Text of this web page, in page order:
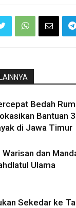
Bedah
Bantuan
di Jawa Timur
Warisan dan
Ulama
Sekedar ke